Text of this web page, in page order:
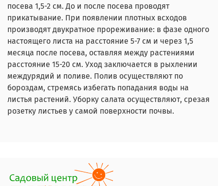
посева 1,5-2 см. До и после посева проводят
прикатывание. При появлении плотных всходов
производят двукратное прореживание: в фазе одного
настоящего листа на расстояние 5-7 см и через 1,5
месяца после посева, оставляя между растениями
расстояние 15-20 см. Уход заключается в рыхлении
междурядий и поливе. Полив осуществляют по
бороздам, стремясь избегать попадания воды на
листья растений. Уборку салата осуществляют, срезая
розетку листьев у самой поверхности почвы.